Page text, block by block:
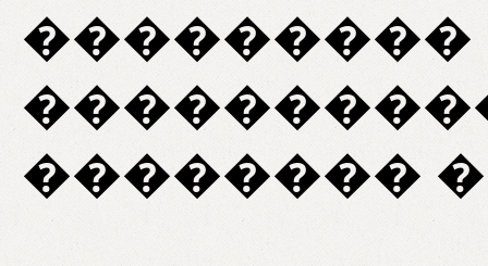
���������
��������